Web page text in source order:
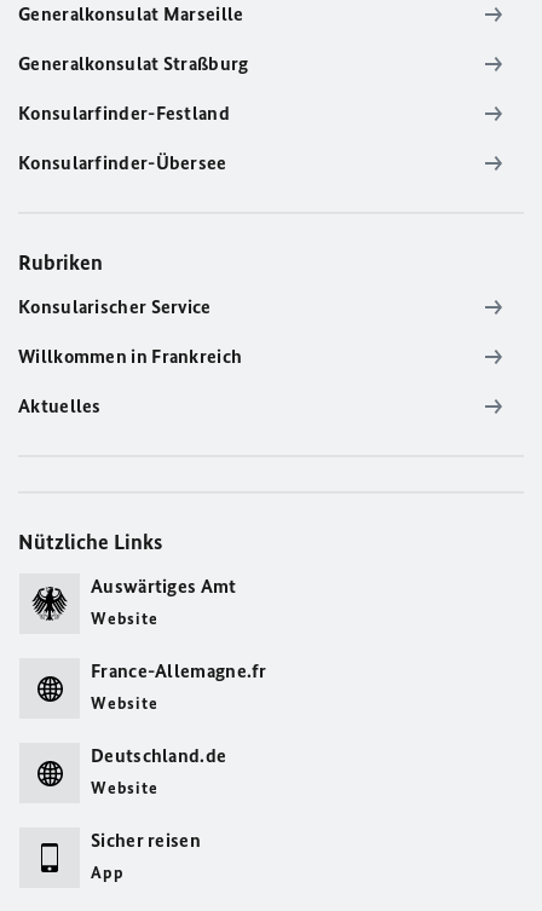
Generalkonsulat Marseille
Generalkonsulat Straßburg
Konsularfinder-Festland
Konsularfinder-Übersee
Rubriken
Konsularischer Service
Willkommen in Frankreich
Aktuelles
Nützliche Links
Auswärtiges Amt
Website
France-Allemagne.fr
Website
Deutschland.de
Website
Sicher reisen
App